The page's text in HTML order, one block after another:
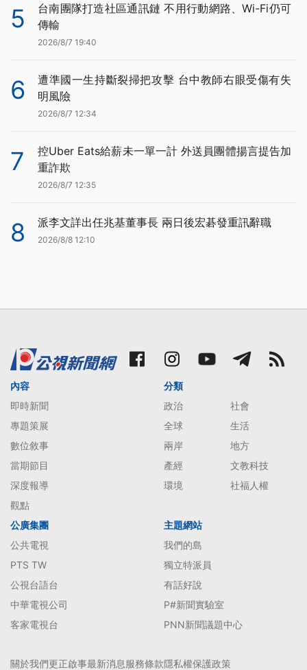
5
台南團隊打造社區通訊鏈 不用行動網路、Wi-Fi仍可
傳輸
2026/8/7 19:40
6
遭準國一生持斷裂掃把攻擊 台中教師右眼受傷有失
明風險
2026/8/7 12:34
7
控Uber Eats給薪未一單一計 外送員團體揚言提告加
重詐欺
2026/8/7 12:35
8 派李文詳出任兆基董事長 兩日後宏碁發重訊辭職
2026/8/8 12:10
內容
即時新聞
專題策展
數位敘事
當期節目
深度報導
觀點
分類
政治
社會
全球
生活
兩岸
地方
產經
文教科技
環境
社福人權
公廣集團
公共電視
PTS TW
公視台語台
中華電視公司
客家電視台
主題網站
我們的島
獨立特派員
有話好說
P#新聞實驗室
PNN新聞議題中心
關於我們更正啟事最新消息服務條款隱私權保護政策